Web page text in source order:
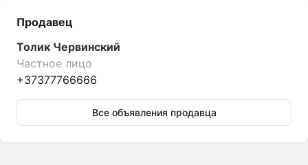
Продавец
Толик Червинский
Частное лицо
+37377766666
Все объявления продавца